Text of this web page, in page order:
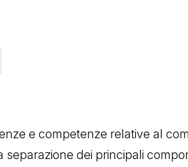
e competenze relative al
separazione dei principali